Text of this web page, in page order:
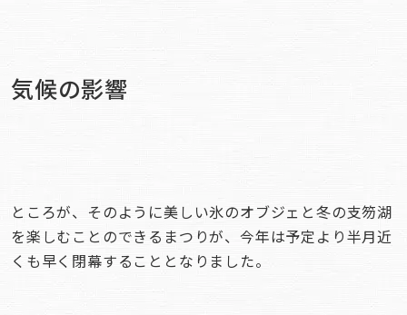
気候の影響
ところが、そのように美しい氷のオブジェと冬の支笏湖
を楽しむことのできるまつりが、今年は予定より半月近
くも早く閉幕することとなりました。